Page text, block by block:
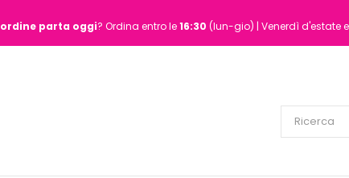
ordine parta oggi? Ordina entro le16:30 (lun-gio) | Venerdì d'estate